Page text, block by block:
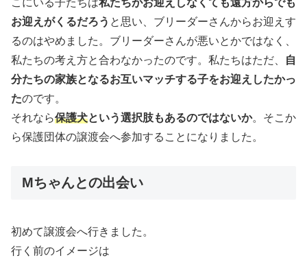
お迎えがくるだろう と思い、ブリーダーさんからお迎えす
るのはやめました。ブリーダーさんが悪いとかではなく、
私たちの考え方と合わなかったのです。私たちはただ、
自
分たちの家族となるお互いマッチする子をお迎えしたかっ
たのです。
それなら保護犬という選択肢もあるのではないか。そこか
ら保護団体の譲渡会へ参加することになりました。
Mちゃんとの出会い
初めて譲渡会へ行きました。
行く前のイメージは